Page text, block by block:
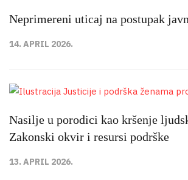
Neprimereni uticaj na postupak
14. APRIL 2026.
Nasilje u porodici kao kršenje
Zakonski okvir i resursi podrške
13. APRIL 2026.